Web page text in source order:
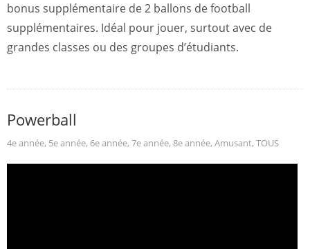
bonus supplémentaire de 2 ballons de football
supplémentaires. Idéal pour jouer, surtout avec de
grandes classes ou des groupes d’étudiants.
Powerball
4e année, 5e année, 6e année, 7e année, 8e année, Amusant, TOUS